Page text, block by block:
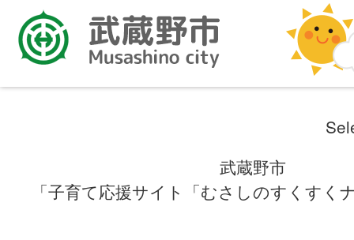
武蔵野市
「子育て応援サイト「むさしのすくすく